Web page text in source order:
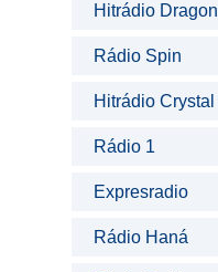
Hitrádio Dragon
Rádio Spin
Hitrádio Crystal
Rádio 1
Expresradio
Rádio Haná